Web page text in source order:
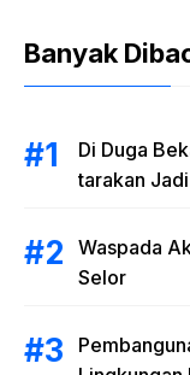
Banyak
Di Duga
tarakan
Waspada
Selor